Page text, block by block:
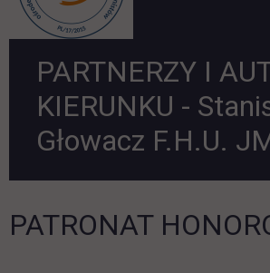
PARTNERZY I
KIERUNKU -
Głowacz F.H.U.
PATRONAT